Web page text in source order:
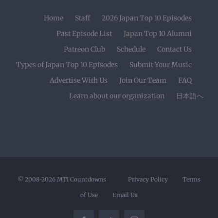
Home Staff
2026 Japan Top 10 Episodes
Past Episode List
Japan Top 10 Alumni
Patreon Club
Schedule
Contact Us
Types of Japan Top 10 Episodes
Submit Your Music
Advertise With Us
Join Our Team
FAQ
Learn about our organization
日本語へ
© 2008-2026 MTI Countdowns Privacy Policy Terms
of Use Email Us